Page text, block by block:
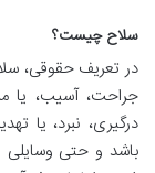
سلاح چیست؟
در تعریف حقوقی،
جراحت، آسیب، یا
درگیری، نبرد، یا
باشد و حتی